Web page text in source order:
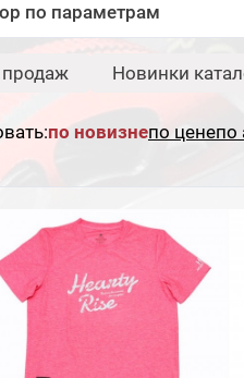
по параметрам
Бренд:
Свернуть
Новинки
по новизнепо ценепо